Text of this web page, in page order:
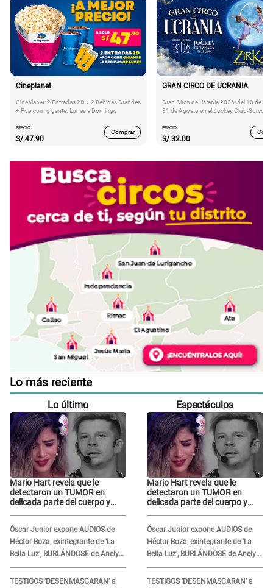
Cineplanet
Cineplanet: 2 Entradas 2D + 2 Bebidas Grandes
+ Pop corn gigante. Lunes a Domingo
PRECIO
S/ 47.90
Comprar
GRAN CIRCO DE UCRANIA
Gran Circo de Ucrania 2026: del 10 de
31 de Agosto en el Jockey Club-Surco
PRECIO
S/ 32.00
Lo más reciente
Lo último
Mario Hart revela que le
detectaron un TUMOR en
delicada parte del cuerpo y
Óscar Junior expone AUDIOS de
Héctor Boza, exintegrante de 'La
Bella Luz', BURLÁNDOSE de Anely
Dávila tras acusarlo de maltrato:
"Grábame..."
TESTIGOS 'DESENMASCARAN' a
Espectáculos
Mario Hart revela que le
detectaron un TUMOR en
delicada parte del cuerpo y
Óscar Junior expone AUDIOS de
Héctor Boza, exintegrante de 'La
Bella Luz', BURLÁNDOSE de Anely
Dávila tras acusarlo de maltrato:
"Grábame..."
TESTIGOS 'DESENMASCARAN' a